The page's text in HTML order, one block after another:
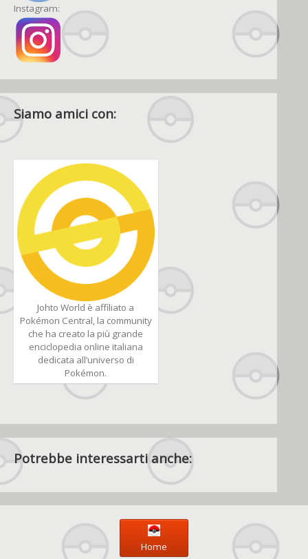
Instagram:
Siamo amici con:
Johto World è affiliato a
Pokémon Central, la community
che ha creato la più grande
enciclopedia online italiana
dedicata all’universo di
Pokémon.
Potrebbe interessarti anche:
Home